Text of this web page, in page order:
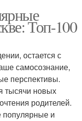
Топ-100
остается с
самосознание,
перспективы.
тысячи новых
родителей.
популярные и